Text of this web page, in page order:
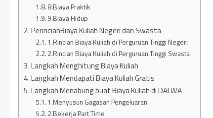
8.Biaya Praktik
9.Biaya Hidup
PerincianBiaya Kuliah Negeri dan Swasta
1.Rincian Biaya Kuliah di Perguruan Tinggi Negeri
2.Rincian Biaya Kuliah di Perguruan Tinggi Swasta
Langkah Menghitung Biaya Kuliah
Langkah Mendapati Biaya Kuliah Gratis
Langkah Menabung buat Biaya Kuliah di DALWA
1.Menyusun Gagasan Pengeluaran
2.Bekerja Part Time